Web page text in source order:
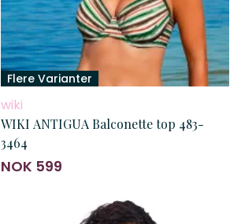
Flere Varianter
wiki
WIKI ANTIGUA Balconette top 483-
3464
NOK 599